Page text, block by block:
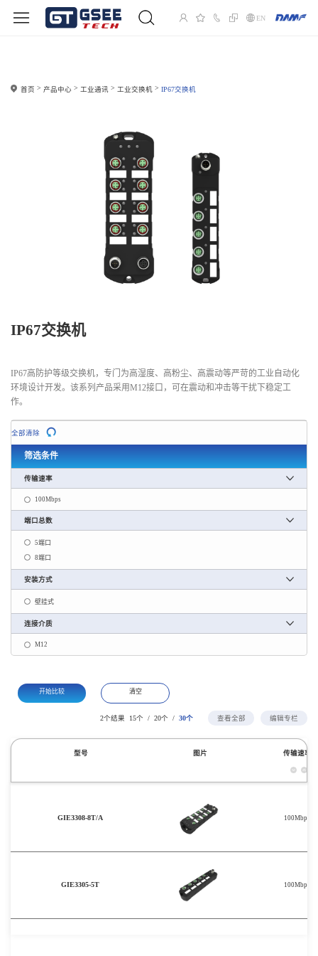
EN
首页 产品中心 工业通讯 工业交换机 IP67交换机
IP67交换机
IP67高防护等级交换机，专门为高湿度、高粉尘、高震动等严苛的工业自动化
环境设计开发。该系列产品采用M12接口，可在震动和冲击等干扰下稳定工
作。
全部清除
筛选条件
传输速率
100Mbps
端口总数
5端口
8端口
安装方式
壁挂式
连接介质
M12
开始比较 清空
2个结果 15个 / 20个 / 30个 查看全部 编辑专栏
型号 图片 传输速率
GIE3308-8T/A 100Mbps
GIE3305-5T 100Mbps